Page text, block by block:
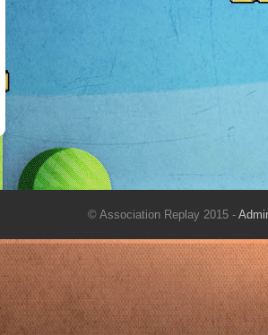
© Association Replay 2015 -